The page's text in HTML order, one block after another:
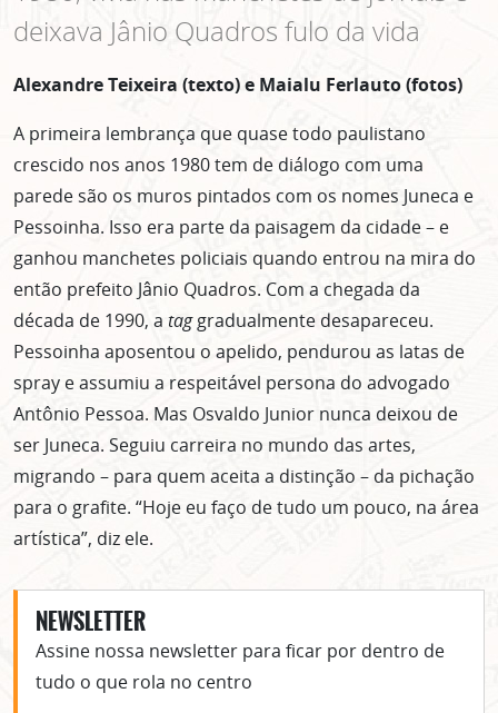
deixava Jânio Quadros fulo da vida
Alexandre Teixeira (texto) e Maialu Ferlauto (fotos)
A primeira lembrança que quase todo paulistano
crescido nos anos 1980 tem de diálogo com uma
parede são os muros pintados com os nomes Juneca e
Pessoinha. Isso era parte da paisagem da cidade – e
ganhou manchetes policiais quando entrou na mira do
então prefeito Jânio Quadros. Com a chegada da
década de 1990, a taggradualmente desapareceu.
Pessoinha aposentou o apelido, pendurou as latas de
spray e assumiu a respeitável persona do advogado
Antônio Pessoa. Mas Osvaldo Junior nunca deixou de
ser Juneca. Seguiu carreira no mundo das artes,
migrando – para quem aceita a distinção – da pichação
para o grafite. “Hoje eu faço de tudo um pouco, na área
artística”, diz ele.
NEWSLETTER
Assine nossa newsletter para ficar por dentro de
tudo o que rola no centro